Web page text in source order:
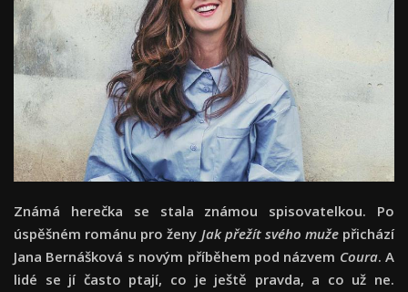
Známá herečka se stala známou spisovatelkou. Po
úspěšném románu pro ženy Jak přežít svého muže přichází
Jana Bernášková s novým příběhem pod názvem Coura. A
lidé se jí často ptají, co je ještě pravda, a co už ne.